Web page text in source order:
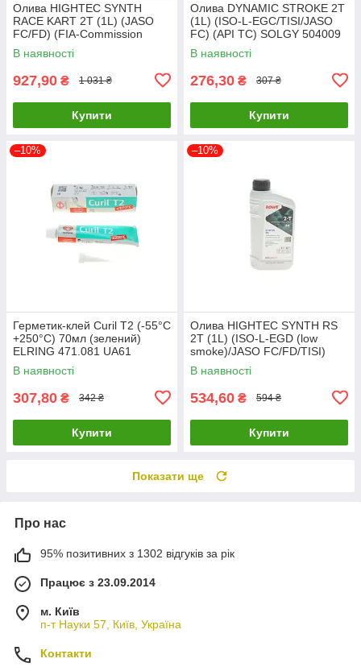
Олива HIGHTEC SYNTH
RACE KART 2T (1L) (JASO
FC/FD) (FIA-Commission
Internationale de Karti 20107-
0010-99 UA61
В наявності
927,90 ₴ 1 031 ₴
Купити
Олива DYNAMIC STROKE 2T
(1L) (ISO-L-EGC/TISI/JASO
FC) (API TC) SOLGY 504009
UA61
В наявності
276,30 ₴ 307 ₴
Купити
–10%
Герметик-клей Curil T2 (-55°C
+250°C) 70мл (зелений)
ELRING 471.081 UA61
В наявності
307,80 ₴ 342 ₴
Купити
–10%
Олива HIGHTEC SYNTH RS
2T (1L) (ISO-L-EGD (low
smoke)/JASO FC/FD/TISI)
(API TC (TSC-3) ROWE
20032-0010-99 UA61
В наявності
534,60 ₴ 594 ₴
Купити
Показати ще
Про нас
95% позитивних з 1302 відгуків за рік
Працює з 23.09.2014
м. Київ
п-т Науки 57, Київ, Україна
Контакти